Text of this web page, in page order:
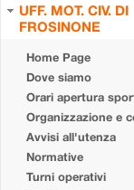
UFF. MOT. CIV. DI
FROSINONE
Home Page
Dove siamo
Orari apertura
Organizzazione e
Avvisi all'utenza
Normative
Turni operativi